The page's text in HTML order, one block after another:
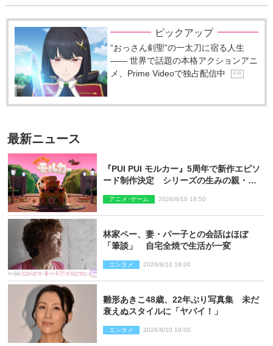
ピックアップ
“おっさん剣聖”の一太刀に宿る人生
―― 世界で話題の本格アクションアニ
メ、Prime Videoで独占配信中
P R
最新ニュース
『PUI PUI モルカー』5周年で新作エピソ
ード制作決定 シリーズの生みの親・見
アニメ･ゲーム 2026/8/10 18:50
林家ペー、妻・パー子との会話はほぼ
「筆談」 自宅全焼で生活が一変
エンタメ 2026/8/10 18:00
雛形あきこ48歳、22年ぶり写真集 未だ
衰えぬスタイルに「ヤバイ！」
エンタメ 2026/8/10 18:00